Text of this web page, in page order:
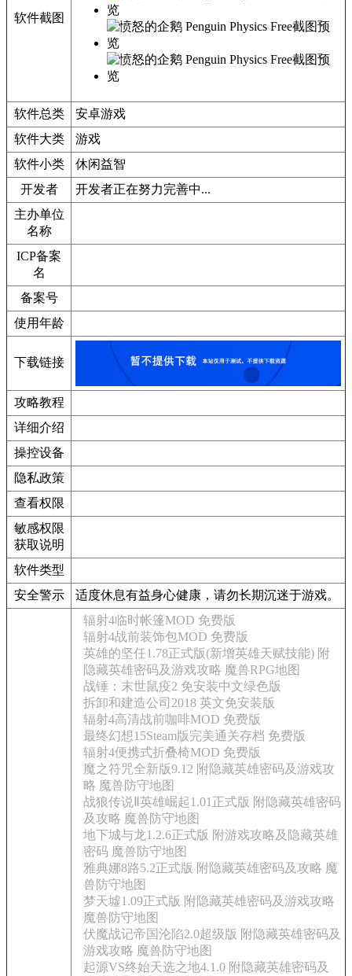
软件截图
软件总类
安卓游戏
软件大类
游戏
软件小类
休闲益智
开发者
开发者正在努力完善中...
主办单位
名称
ICP备案
名
备案号
使用年龄
下载链接
攻略教程
详细介绍
操控设备
隐私政策
查看权限
敏感权限
获取说明
软件类型
安全警示
适度休息有益身心健康，请勿长期沉迷于游戏。
辐射4临时帐篷MOD 免费版
辐射4战前装饰包MOD 免费版
英雄的坚任1.78正式版(新增英雄天赋技能) 附
隐藏英雄密码及游戏攻略 魔兽RPG地图
战锤：末世鼠疫2 免安装中文绿色版
拆卸和建造公司2018 英文免安装版
辐射4高清战前咖啡MOD 免费版
最终幻想15Steam版完美通关存档 免费版
辐射4便携式折叠椅MOD 免费版
魔之符咒全新版9.12 附隐藏英雄密码及游戏攻
略 魔兽防守地图
战狼传说Ⅱ英雄崛起1.01正式版 附隐藏英雄密码
及攻略 魔兽防守地图
地下城与龙1.2.6正式版 附游戏攻略及隐藏英雄
密码 魔兽防守地图
雅典娜8路5.2正式版 附隐藏英雄密码及攻略 魔
兽防守地图
梦天墟1.09正式版 附隐藏英雄密码及游戏攻略
魔兽防守地图
伏魔战记帝国沦陷2.0超级版 附隐藏英雄密码及
游戏攻略 魔兽防守地图
起源VS终始天选之地4.1.0 附隐藏英雄密码及